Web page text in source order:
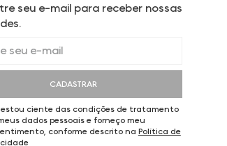
seu e-mail para receber nossas
CADASTRAR
estou ciente das condições de tratamento
dados pessoais e forneço meu
conforme descrito na Política de